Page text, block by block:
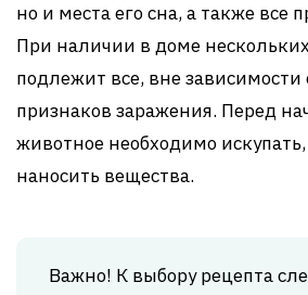
но и места его сна, а также все
При наличии в доме
подлежит все, вне зависимости
признаков заражения. Перед
животное необходимо
наносить вещества.
Важно! К выбору рецепта